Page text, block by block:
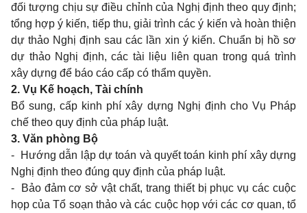
đối tượng chịu sự điều chỉnh của Nghị định theo quy định;
tổng hợp ý kiến, tiếp thu, giải trình các ý kiến và hoàn thiện
dự thảo Nghị định sau các lần xin ý kiến. Chuẩn bị hồ sơ
dự thảo Nghị định, các tài liệu liên quan trong quá trình
xây dựng để báo cáo cấp có thẩm quyền.
2. Vụ Kế hoạch, Tài chính
Bổ sung, cấp kinh phí xây dựng Nghị định cho Vụ Pháp
chế theo quy định của pháp luật.
3. Văn phòng Bộ
- Hướng dẫn lập dự toán và quyết toán kinh phí xây dựng
Nghị định theo đúng quy định của pháp luật.
- Bảo đảm cơ sở vật chất, trang thiết bị phục vụ các cuộc
họp của Tổ soạn thảo và các cuộc họp với các cơ quan, tổ